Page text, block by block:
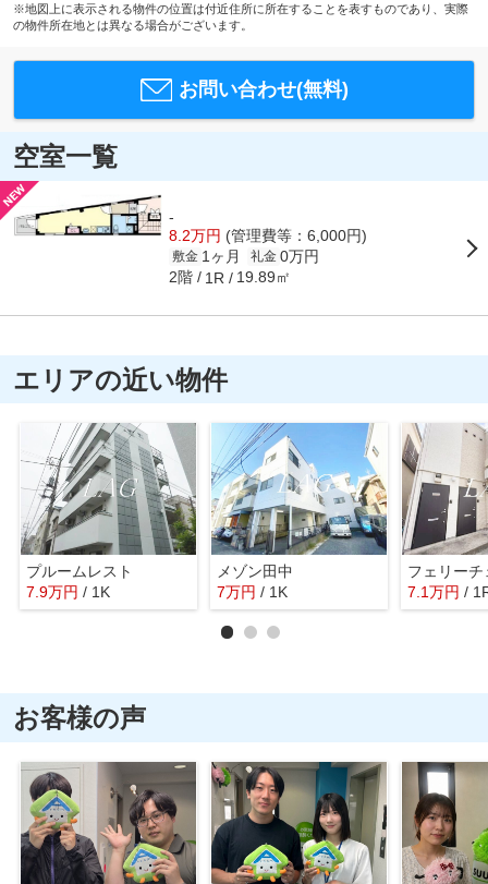
※地図上に表示される物件の位置は付近住所に所在することを表すものであり、実際
の物件所在地とは異なる場合がございます。
お問い合わせ(無料)
空室一覧
-
8.2万円 (管理費等：6,000円)
敷金 1ヶ月 礼金 0万円
2階 1R 19.89㎡
エリアの近い物件
プルームレスト
7.9万円 / 1K
メゾン田中
7万円 / 1K
フェリーチ
7.1万円 /
お客様の声